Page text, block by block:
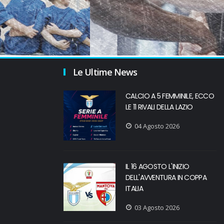
Le Ultime News
CALCIO A 5 FEMMINILE, ECCO
LE 11 RIVALI DELLA LAZIO
04 Agosto 2026
IL 16 AGOSTO L'INIZIO
DELL'AVVENTURA IN COPPA
ITALIA
03 Agosto 2026